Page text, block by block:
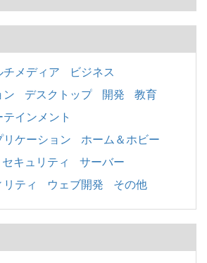
メディア
ビジネス
ン
デスクトップ 開発
教育
インメント
ケーション
ホーム＆ホビー
セキュリティ
サーバー
ティ
ウェブ開発 その他